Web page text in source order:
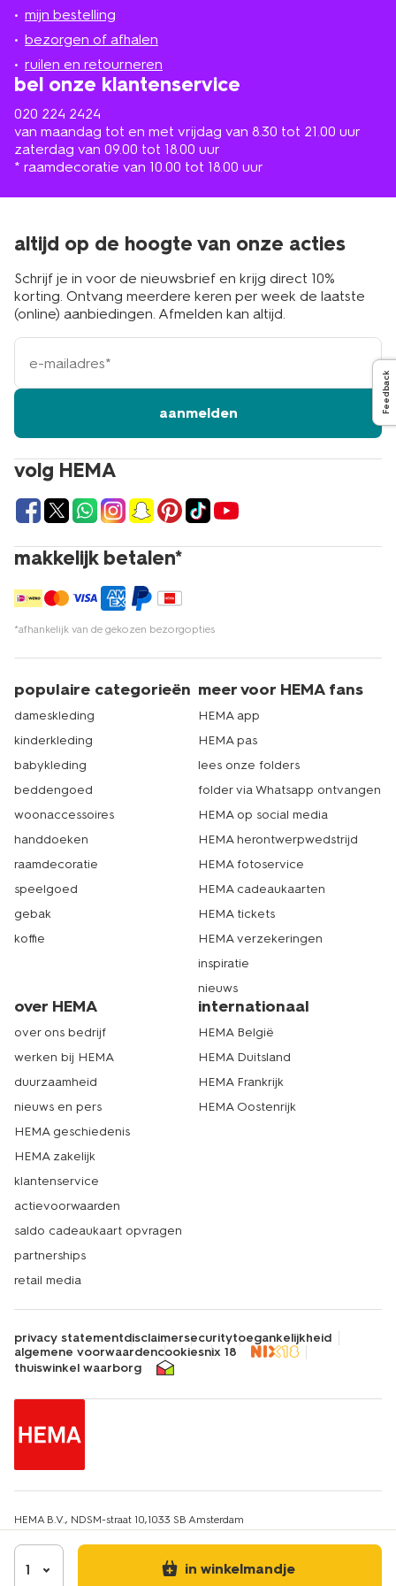
1 in winkelmandje
mijn bestelling
bezorgen of afhalen
ruilen en retourneren
bel onze klantenservice
020 224 2424
van maandag tot en met vrijdag van 8.30 tot 21.00 uur
zaterdag van 09.00 tot 18.00 uur
* raamdecoratie van 10.00 tot 18.00 uur
in
de
buurt
volg HEMA
makkelijk betalen*
*afhankelijk van de gekozen bezorgopties
altijd op de hoogte van onze acties
Schrijf je in voor de nieuwsbrief en krijg direct 10%
korting. Ontvang meerdere keren per week de laatste
(online) aanbiedingen. Afmelden kan altijd.
e-
mailadres
aanmelden
populaire categorieën
dameskleding
kinderkleding
babykleding
beddengoed
woonaccessoires
handdoeken
raamdecoratie
speelgoed
gebak
koffie
meer voor HEMA fans
HEMA app
HEMA pas
lees onze folders
folder via Whatsapp ontvangen
HEMA op social media
HEMA herontwerpwedstrijd
HEMA fotoservice
HEMA cadeaukaarten
HEMA tickets
HEMA verzekeringen
inspiratie
nieuws
over HEMA
over ons bedrijf
werken bij HEMA
duurzaamheid
nieuws en pers
HEMA geschiedenis
HEMA zakelijk
klantenservice
actievoorwaarden
saldo cadeaukaart opvragen
partnerships
retail media
internationaal
HEMA België
HEMA Duitsland
HEMA Frankrijk
HEMA Oostenrijk
privacy statementdisclaimersecuritytoegankelijkheid
algemene voorwaardencookiesnix 18
thuiswinkel waarborg
HEMA B.V., NDSM-straat 10,1033 SB Amsterdam
KvK-nummer: 34215639
IBAN: HEMA NL67INGB0651607663
Btw-identificatienummer: NL814217412B01
E-mailadres klantenservice: hemaklantenservice@hema.nl
Feedback